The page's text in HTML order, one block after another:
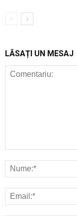
LĂSAȚI UN MESAJ